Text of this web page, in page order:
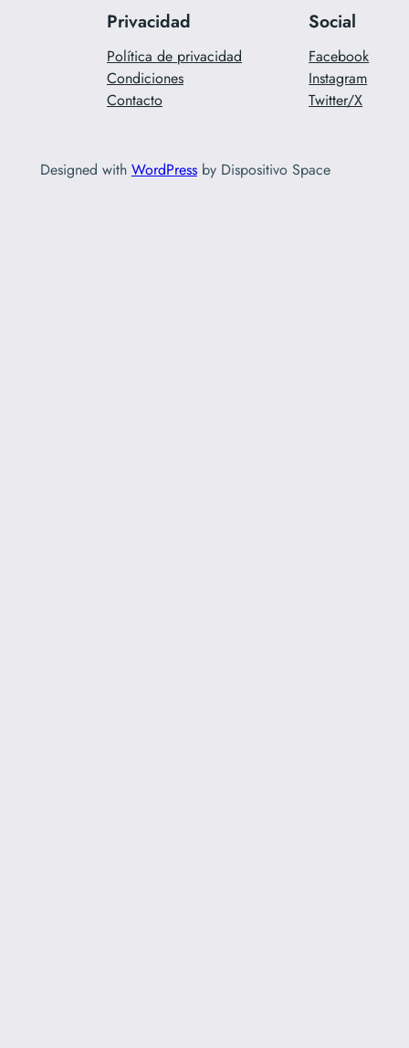
Privacidad
Política de privacidad
Condiciones
Contacto
Social
Facebook
Instagram
Twitter/X
Designed with WordPressby Dispositivo Space